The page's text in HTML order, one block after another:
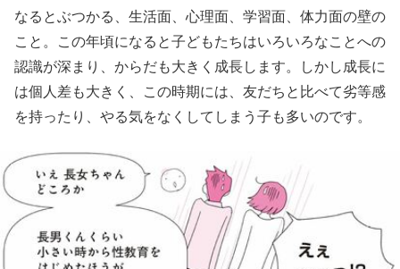
なるとぶつかる、生活面、心理面、学習面、体力面の壁の
こと。この年頃になると子どもたちはいろいろなことへの
認識が深まり、からだも大きく成長します。しかし成長に
は個人差も大きく、この時期には、友だちと比べて劣等感
を持ったり、やる気をなくしてしまう子も多いのです。